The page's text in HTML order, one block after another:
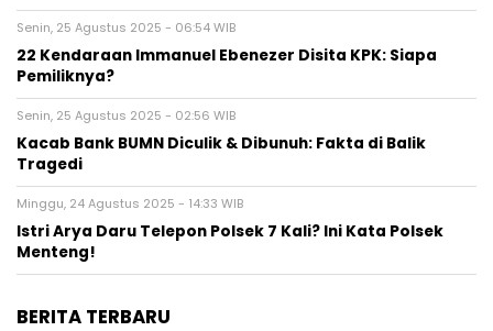
Senin, 25 Agustus 2025 - 06:54 WIB
22 Kendaraan Immanuel Ebenezer Disita KPK: Siapa
Pemiliknya?
Senin, 25 Agustus 2025 - 02:56 WIB
Kacab Bank BUMN Diculik & Dibunuh: Fakta di Balik
Tragedi
Minggu, 24 Agustus 2025 - 14:33 WIB
Istri Arya Daru Telepon Polsek 7 Kali? Ini Kata Polsek
Menteng!
BERITA TERBARU